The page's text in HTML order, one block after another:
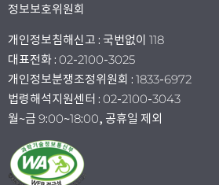
정보보호위원회
개인정보침해신고 : 국번없이 118
대표전화 : 02-2100-3025
개인정보분쟁조정위원회 : 1833-6972
법령해석지원센터 : 02-2100-3043
월~금 9:00~18:00, 공휴일 제외